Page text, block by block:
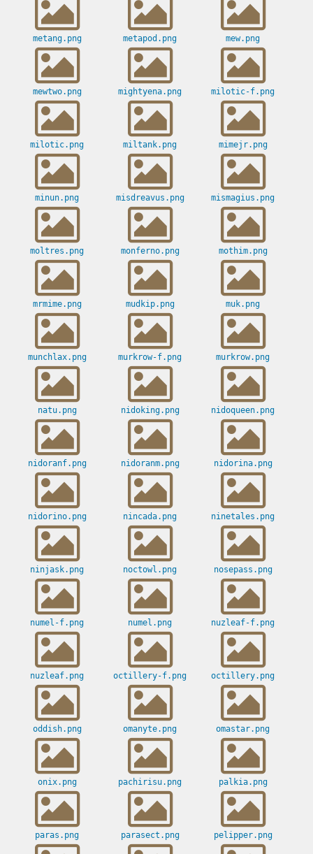
metang.png metapod.png mew.png
mewtwo.png mightyena.png milotic-f.png
milotic.png miltank.png mimejr.png
minun.png misdreavus.png mismagius.png
moltres.png monferno.png mothim.png
mrmime.png mudkip.png muk.png
munchlax.png murkrow-f.png murkrow.png
natu.png nidoking.png nidoqueen.png
nidoranf.png nidoranm.png nidorina.png
nidorino.png nincada.png ninetales.png
ninjask.png noctowl.png nosepass.png
numel-f.png numel.png nuzleaf-f.png
nuzleaf.png octillery-f.png octillery.png
oddish.png omanyte.png omastar.png
onix.png pachirisu.png palkia.png
paras.png parasect.png pelipper.png